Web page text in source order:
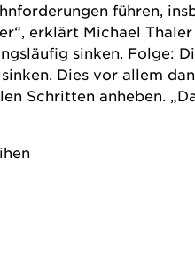
führen,
erklärt Michael
sinken. Folge:
Dies vor allem
Schritten anheben.